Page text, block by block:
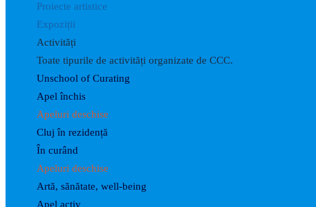
Proiecte artistice
Expoziții
Activități
Toate tipurile de activități organizate de CCC.
Unschool of Curating
Apel închis
Apeluri deschise
Cluj în rezidență
În curând
Apeluri deschise
Artă, sănătate, well-being
Apel activ